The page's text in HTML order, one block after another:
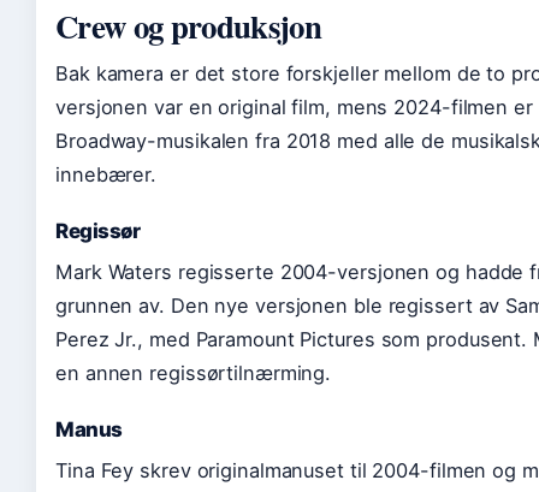
Crew og produksjon
Bak kamera er det store forskjeller mellom de to
versjonen var en original film, mens 2024-filmen
Broadway-musikalen fra 2018 med alle de
innebærer.
Regissør
Mark Waters regisserte 2004-versjonen og hadde
grunnen av. Den nye versjonen ble regissert av
Perez Jr., med Paramount Pictures som
en annen regissørtilnærming.
Manus
Tina Fey skrev originalmanuset til 2004-filmen og